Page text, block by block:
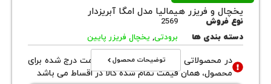
و فریزر هیمالیا مدل امگا آبریزدار
2569
ها
برودتی ,یخچال فریزر پایین
توضیحات محصول
محصولاتی با نوع فروش اقساطی قیمت درج شده برای
همان قیمت تمام شده کالا در اقساط می باشد